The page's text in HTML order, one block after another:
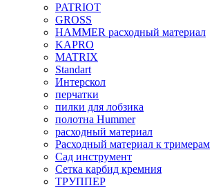
PATRIOT
GROSS
HAMMER расходный материал
KAPRO
MATRIX
Standart
Интерскол
перчатки
пилки для лобзика
полотна Hummer
расходный материал
Расходный материал к тримерам
Сад инструмент
Сетка карбид кремния
ТРУППЕР